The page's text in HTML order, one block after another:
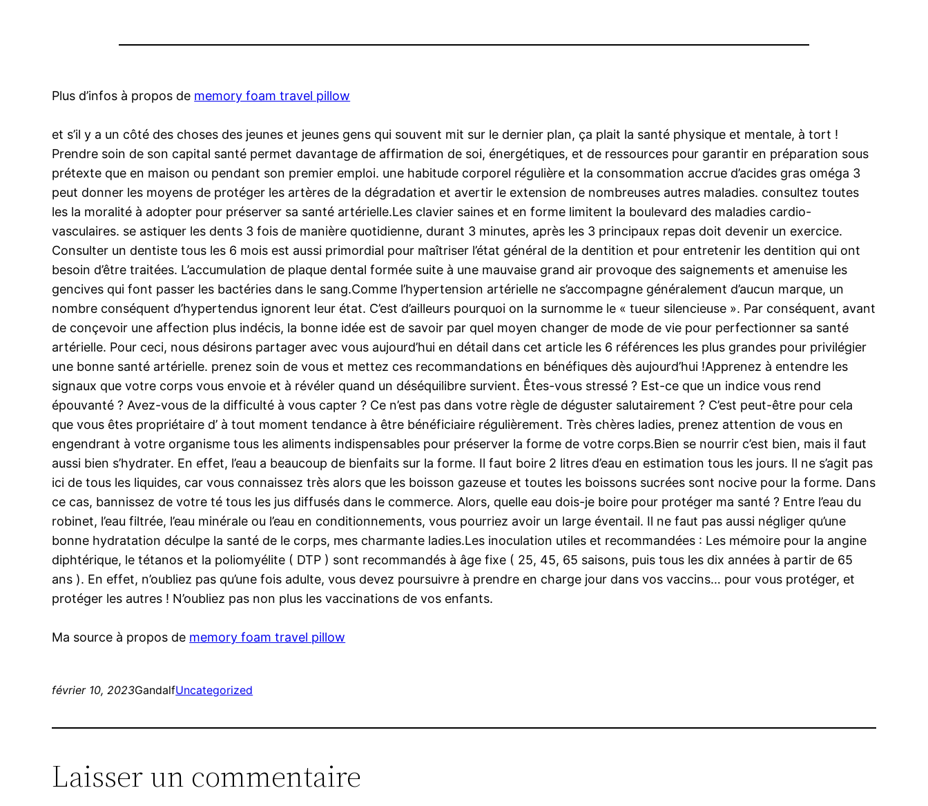
Plus d’infos à propos de memory foam travel pillow
et s’il y a un côté des choses des jeunes et jeunes gens qui souvent mit sur le dernier plan, ça plait la santé physique et mentale, à tort !
Prendre soin de son capital santé permet davantage de affirmation de soi, énergétiques, et de ressources pour garantir en préparation sous
prétexte que en maison ou pendant son premier emploi. une habitude corporel régulière et la consommation accrue d’acides gras oméga 3
peut donner les moyens de protéger les artères de la dégradation et avertir le extension de nombreuses autres maladies. consultez toutes
les la moralité à adopter pour préserver sa santé artérielle.Les clavier saines et en forme limitent la boulevard des maladies cardio-
vasculaires. se astiquer les dents 3 fois de manière quotidienne, durant 3 minutes, après les 3 principaux repas doit devenir un exercice.
Consulter un dentiste tous les 6 mois est aussi primordial pour maîtriser l’état général de la dentition et pour entretenir les dentition qui ont
besoin d’être traitées. L’accumulation de plaque dental formée suite à une mauvaise grand air provoque des saignements et amenuise les
gencives qui font passer les bactéries dans le sang.Comme l’hypertension artérielle ne s’accompagne généralement d’aucun marque, un
nombre conséquent d’hypertendus ignorent leur état. C’est d’ailleurs pourquoi on la surnomme le « tueur silencieuse ». Par conséquent, avant
de conçevoir une affection plus indécis, la bonne idée est de savoir par quel moyen changer de mode de vie pour perfectionner sa santé
artérielle. Pour ceci, nous désirons partager avec vous aujourd’hui en détail dans cet article les 6 références les plus grandes pour privilégier
une bonne santé artérielle. prenez soin de vous et mettez ces recommandations en bénéfiques dès aujourd’hui !Apprenez à entendre les
signaux que votre corps vous envoie et à révéler quand un déséquilibre survient. Êtes-vous stressé ? Est-ce que un indice vous rend
épouvanté ? Avez-vous de la difficulté à vous capter ? Ce n’est pas dans votre règle de déguster salutairement ? C’est peut-être pour cela
que vous êtes propriétaire d’ à tout moment tendance à être bénéficiaire régulièrement. Très chères ladies, prenez attention de vous en
engendrant à votre organisme tous les aliments indispensables pour préserver la forme de votre corps.Bien se nourrir c’est bien, mais il faut
aussi bien s’hydrater. En effet, l’eau a beaucoup de bienfaits sur la forme. Il faut boire 2 litres d’eau en estimation tous les jours. Il ne s’agit pas
ici de tous les liquides, car vous connaissez très alors que les boisson gazeuse et toutes les boissons sucrées sont nocive pour la forme. Dans
ce cas, bannissez de votre té tous les jus diffusés dans le commerce. Alors, quelle eau dois-je boire pour protéger ma santé ? Entre l’eau du
robinet, l’eau filtrée, l’eau minérale ou l’eau en conditionnements, vous pourriez avoir un large éventail. Il ne faut pas aussi négliger qu’une
bonne hydratation déculpe la santé de le corps, mes charmante ladies.Les inoculation utiles et recommandées : Les mémoire pour la angine
diphtérique, le tétanos et la poliomyélite ( DTP ) sont recommandés à âge fixe ( 25, 45, 65 saisons, puis tous les dix années à partir de 65
ans ). En effet, n’oubliez pas qu’une fois adulte, vous devez poursuivre à prendre en charge jour dans vos vaccins… pour vous protéger, et
protéger les autres ! N’oubliez pas non plus les vaccinations de vos enfants.
Ma source à propos de memory foam travel pillow
février 10, 2023GandalfUncategorized
Laisser un commentaire